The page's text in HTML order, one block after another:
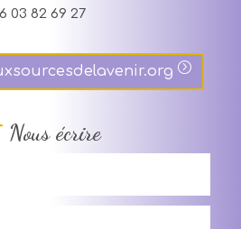
03 82 69 27
Nous écrire